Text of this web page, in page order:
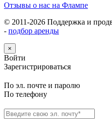
Отзывы о нас на Флампе
© 2011-2026 Поддержка и
- подбор аренды
×
Войти
Зарегистрироваться
По эл. почте и паролю
По телефону